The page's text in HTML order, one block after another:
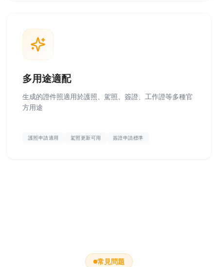
多用途適配
生成的證件照適用於護照、駕照、簽證、工作證等多種官
方用途
護照申請適用 駕照更新可用 簽證申請標準
常見問題